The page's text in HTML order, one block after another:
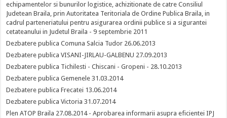
echipamentelor si bunurilor logistice, achizitionate de catre Consiliul
Judetean Braila, prin Autoritatea Teritoriala de Ordine Publica Braila, in
cadrul parteneriatului pentru asigurarea ordinii publice si a sigurantei
cetateanului in Judetul Braila - 9 septembrie 2011
Dezbatere publica Comuna Salcia Tudor 26.06.2013
Dezbatere publica VISANI-JIRLAU-GALBENU 27.09.2013
Dezbatere publica Tichilesti - Chiscani - Gropeni - 28.10.2013
Dezbatere publica Gemenele 31.03.2014
Dezbatere publica Frecatei 13.06.2014
Dezbatere publica Victoria 31.07.2014
Plen ATOP Braila 27.08.2014 - Aprobarea informarii asupra eficientei IPJ